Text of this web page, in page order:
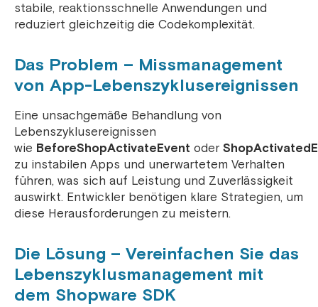
stabile, reaktionsschnelle Anwendungen und
reduziert gleichzeitig die Codekomplexität.
Das Problem – Missmanagement
von App-Lebenszyklusereignissen
Eine unsachgemäße Behandlung von
Lebenszyklusereignissen
wie BeforeShopActivateEvent oder
zu instabilen Apps und unerwartetem Verhalten
führen, was sich auf Leistung und Zuverlässigkeit
auswirkt. Entwickler benötigen klare Strategien, um
diese Herausforderungen zu meistern.
Die Lösung – Vereinfachen Sie das
Lebenszyklusmanagement mit
dem Shopware SDK